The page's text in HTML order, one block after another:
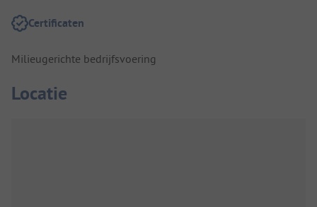
Certificaten
Milieugerichte bedrijfsvoering
Locatie